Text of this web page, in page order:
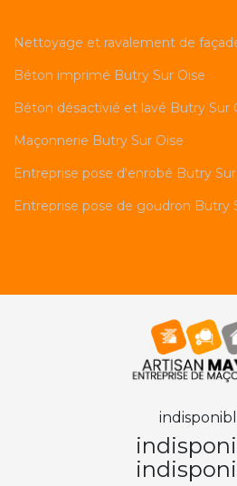
Nettoyage et ravalement de
Béton imprimé Butry Sur Oise
Béton désactivié et lavé Butry Sur
Maçonnerie Butry Sur Oise
Entreprise pose d'enrobé Butry
Entreprise pose de goudron Butry